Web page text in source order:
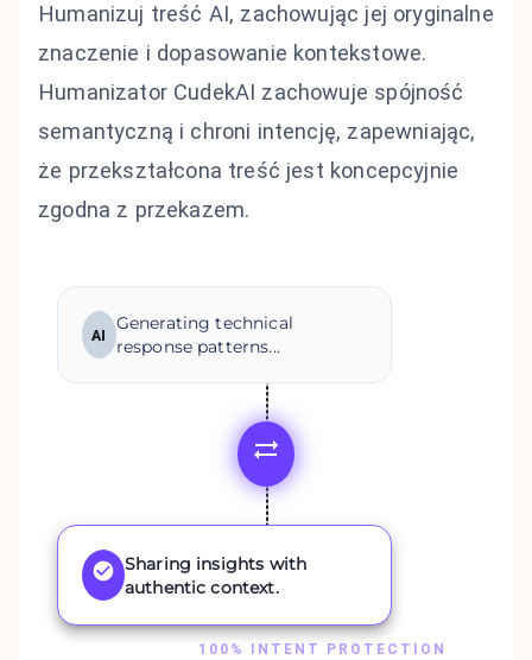
Humanizuj treść AI, zachowując jej oryginalne
znaczenie i dopasowanie kontekstowe.
Humanizator CudekAI zachowuje spójność
semantyczną i chroni intencję, zapewniając,
że przekształcona treść jest koncepcyjnie
zgodna z przekazem.
AI
Generating technical
response patterns...
Sharing insights with
authentic context.
100% INTENT PROTECTION